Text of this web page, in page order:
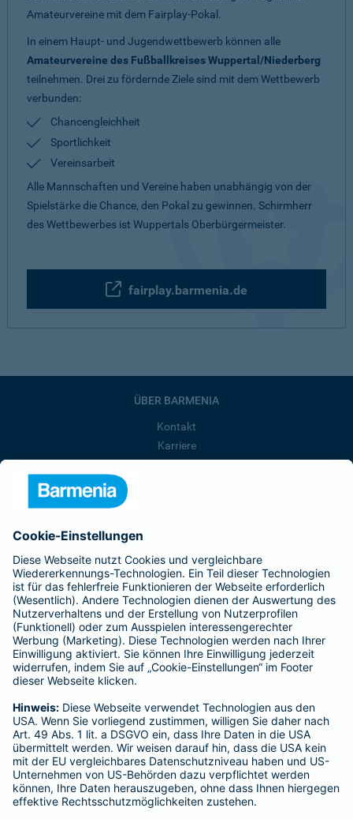
Amateurvereine mit dem Fairplay-Pokal.
In einem Haupt- und Jugendwettbewerb können alle
Amateurvereine des Fußballkreises Wuppertal/Niederberg
teilnehmen. Drei zu fördernde Ziele sind mit dem Wettbewerb
verbunden:
Chancengleichheit
Sportlichkeit
Vereinsarbeit
Alle Mannschaften und Vereine haben unabhängig von der
Spielstärke die Chance, den Pokal zu gewinnen. Schirmherr
des Wettbewerbes ist Wuppertals Oberbürgermeister.
fairplay.barmenia.de
ÜBER BARMENIA
Kontakt
Karriere
Barmenia ist Teil der BarmeniaGothaer
BELIEBTE SEITEN
Kranken-Zusatzversicherung
Tierversicherungen
Haftpflichtversicherung
Hausratversicherung
Adresse ändern
Schaden melden
Kilometerstandsmeldung
Serviceübersicht